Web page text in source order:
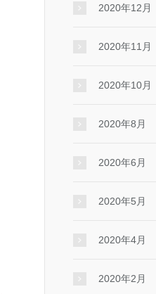
2020年12月
2020年11月
2020年10月
2020年8月
2020年6月
2020年5月
2020年4月
2020年2月